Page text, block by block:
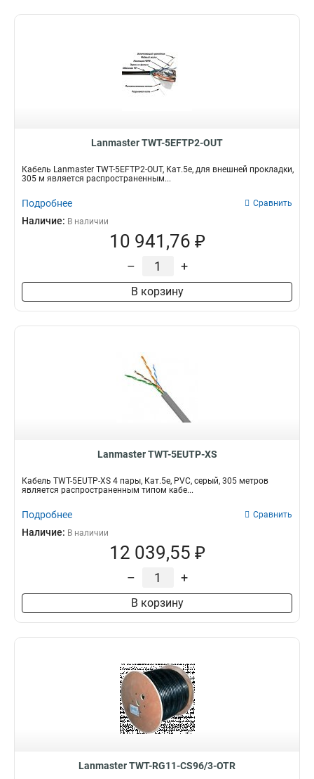
Lanmaster TWT-5EFTP2-OUT
Кабель Lanmaster TWT-5EFTP2-OUT, Кат.5е, для внешней прокладки,
305 м является распространенным...
Подробнее Сравнить
Наличие: В наличии
10 941,76 ₽
– +
В корзину
Lanmaster TWT-5EUTP-XS
Кабель TWT-5EUTP-XS 4 пары, Кат.5e, PVC, серый, 305 метров
является распространенным типом кабе...
Подробнее Сравнить
Наличие: В наличии
12 039,55 ₽
– +
В корзину
Lanmaster TWT-RG11-CS96/3-OTR